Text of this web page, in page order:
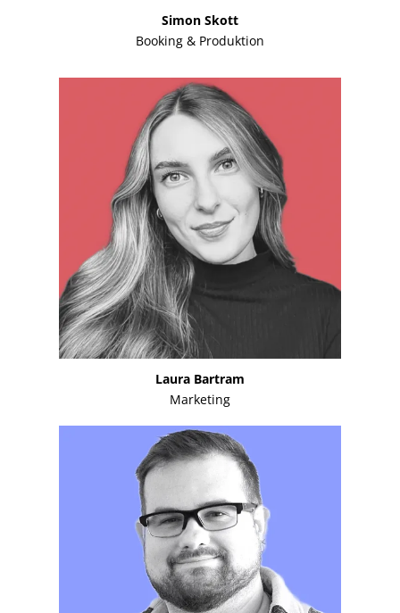
Simon Skott
Booking & Produktion
Laura Bartram
Marketing